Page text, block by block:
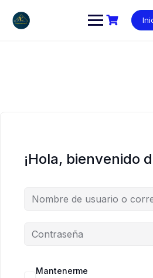
contenido
¡Hola, bienvenido
Mantenerme